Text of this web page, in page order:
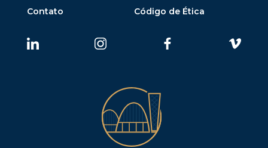
Contato
Código de Ética